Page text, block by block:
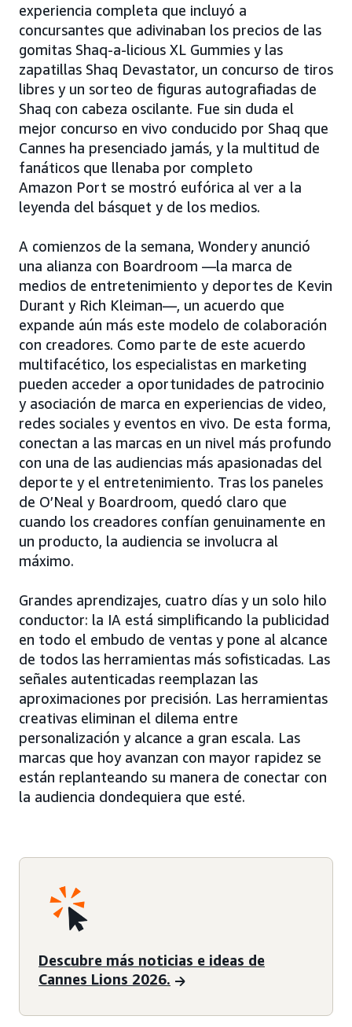
experiencia completa que incluyó a
concursantes que adivinaban los precios de las
gomitas Shaq-a-licious XL Gummies y las
zapatillas Shaq Devastator, un concurso de tiros
libres y un sorteo de figuras autografiadas de
Shaq con cabeza oscilante. Fue sin duda el
mejor concurso en vivo conducido por Shaq que
Cannes ha presenciado jamás, y la multitud de
fanáticos que llenaba por completo
Amazon Port se mostró eufórica al ver a la
leyenda del básquet y de los medios.
A comienzos de la semana, Wondery anunció
una alianza con Boardroom —la marca de
medios de entretenimiento y deportes de Kevin
Durant y Rich Kleiman—, un acuerdo que
expande aún más este modelo de colaboración
con creadores. Como parte de este acuerdo
multifacético, los especialistas en marketing
pueden acceder a oportunidades de patrocinio
y asociación de marca en experiencias de video,
redes sociales y eventos en vivo. De esta forma,
conectan a las marcas en un nivel más profundo
con una de las audiencias más apasionadas del
deporte y el entretenimiento. Tras los paneles
de O’Neal y Boardroom, quedó claro que
cuando los creadores confían genuinamente en
un producto, la audiencia se involucra al
máximo.
Grandes aprendizajes, cuatro días y un solo hilo
conductor: la IA está simplificando la publicidad
en todo el embudo de ventas y pone al alcance
de todos las herramientas más sofisticadas. Las
señales autenticadas reemplazan las
aproximaciones por precisión. Las herramientas
creativas eliminan el dilema entre
personalización y alcance a gran escala. Las
marcas que hoy avanzan con mayor rapidez se
están replanteando su manera de conectar con
la audiencia dondequiera que esté.
Descubre más noticias e ideas de
Cannes Lions 2026.